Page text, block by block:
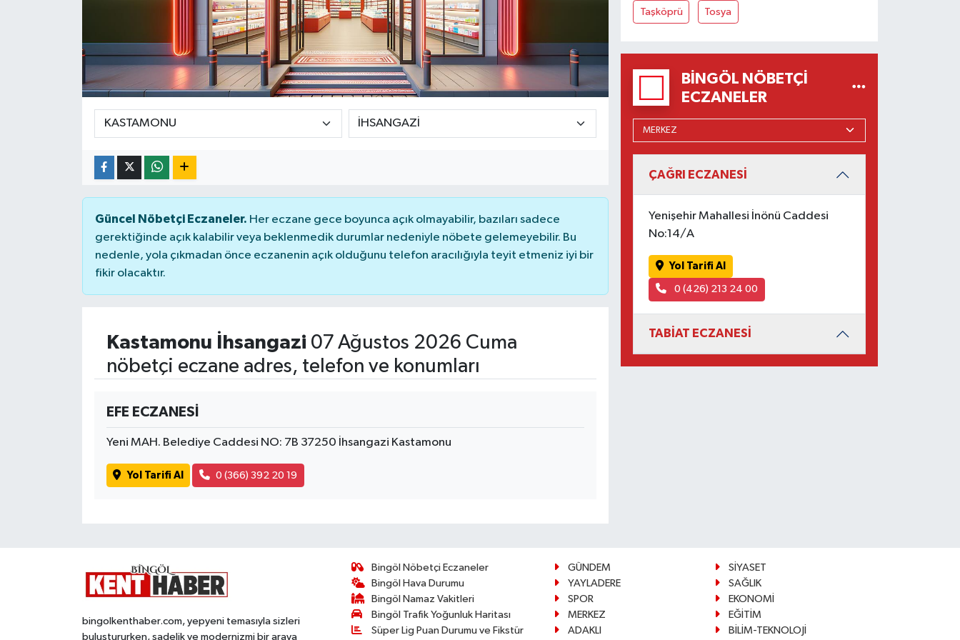
Güncel Nöbetçi Eczaneler. Her eczane gece boyunca açık olmayabilir, bazıları sadece
gerektiğinde açık kalabilir veya beklenmedik durumlar nedeniyle nöbete gelemeyebilir. Bu
nedenle, yola çıkmadan önce eczanenin açık olduğunu telefon aracılığıyla teyit etmeniz iyi bir
fikir olacaktır.
Kastamonu İhsangazi 07 Ağustos 2026 Cuma
nöbetçi eczane adres, telefon ve konumları
EFE ECZANESİ
Yeni MAH. Belediye Caddesi NO: 7B 37250 İhsangazi Kastamonu
Yol Tarifi Al 0 (366) 392 20 19
Taşköprü Tosya
BINGÖL NÖBETÇI
ECZANELER
ÇAĞRI ECZANESİ
Yenişehir Mahallesi İnönü Caddesi
No:14/A
Yol Tarifi Al
0 (426) 213 24 00
TABİAT ECZANESİ
bingolkenthaber.com, yepyeni temasıyla sizleri
buluştururken, sadelik ve modernizmi bir araya
Bingöl Nöbetçi Eczaneler
Bingöl Hava Durumu
Bingöl Namaz Vakitleri
Bingöl Trafik Yoğunluk Haritası
Süper Lig Puan Durumu ve Fikstür
GÜNDEM
SİYASET
YAYLADERE
SAĞLIK
SPOR
EKONOMİ
MERKEZ
EĞİTİM
ADAKLI
BİLİM-TEKNOLOJİ
RESMİ İLANLAR
YAYLADERE